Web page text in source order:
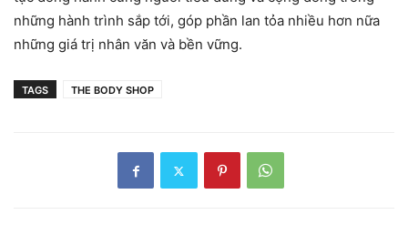
những hành trình sắp tới, góp phần lan tỏa nhiều hơn nữa
những giá trị nhân văn và bền vững.
TAGS THE BODY SHOP